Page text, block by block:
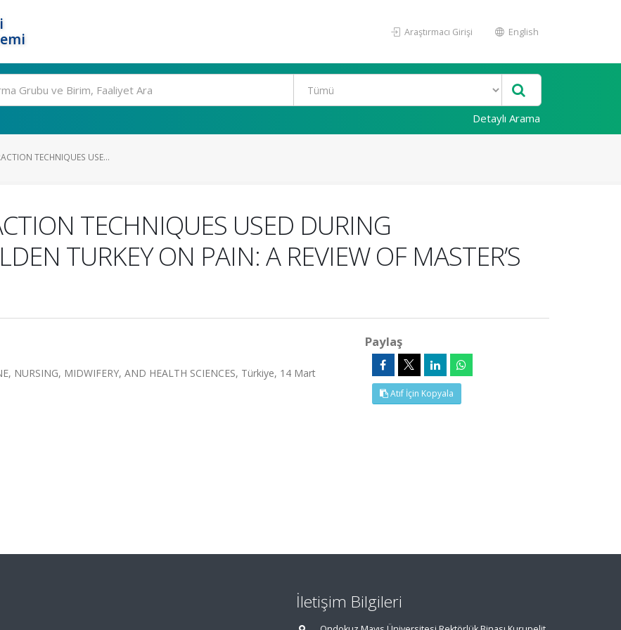
Araştırmacı Girişi English
Detaylı Arama
TECHNIQUES USE...
TECHNIQUES USED DURING
TURKEY ON PAIN: A REVIEW OF MASTER’S
NURSING, MIDWIFERY, AND HEALTH SCIENCES, Türkiye, 14 Mart
Paylaş
Atıf İçin Kopyala
İletişim Bilgileri